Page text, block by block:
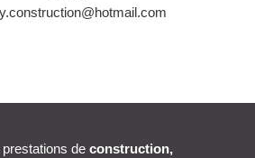
de construction,